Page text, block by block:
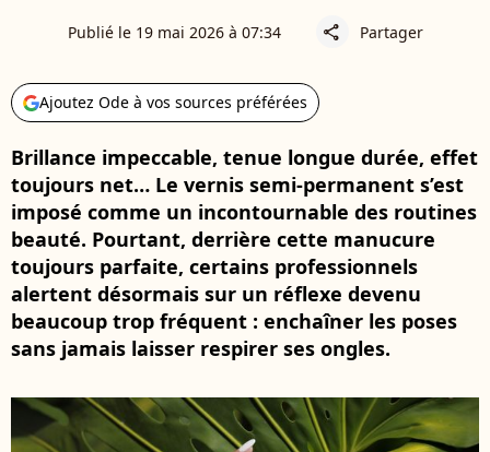
Publié le 19 mai 2026 à 07:34 share Partager
Ajoutez Ode à vos sources préférées
Brillance impeccable, tenue longue durée, effet
toujours net… Le vernis semi-permanent s’est
imposé comme un incontournable des routines
beauté. Pourtant, derrière cette manucure
toujours parfaite, certains professionnels
alertent désormais sur un réflexe devenu
beaucoup trop fréquent : enchaîner les poses
sans jamais laisser respirer ses ongles.